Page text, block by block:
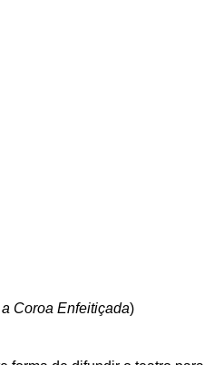
Coroa Enfeitiçada)